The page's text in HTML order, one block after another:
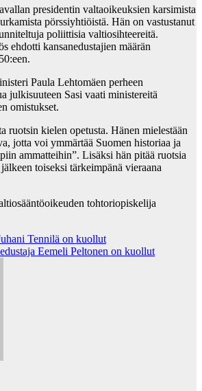
presidentin valtaoikeuksien karsimista
pörssiyhtiöistä. Hän on vastustanut
poliittisia valtiosihteereitä.
ehdotti kansanedustajien määrän
Paula Lehtomäen perheen
julkisuuteen Sasi vaati ministereitä
omistukset.
ruotsin kielen opetusta. Hänen mielestään
jotta voi ymmärtää Suomen historiaa ja
ammatteihin”. Lisäksi hän pitää ruotsia
toiseksi tärkeimpänä vieraana
tohtoriopiskelija
Tennilä on kuollut
Eemeli Peltonen on kuollut